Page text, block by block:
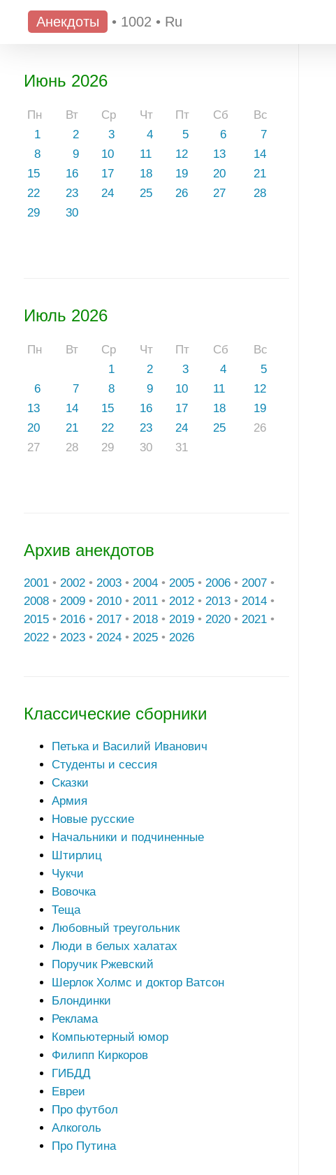
Анекдоты • 1002 • Ru
Июнь 2026
Пн Вт Ср Чт Пт Сб
Вс
1
2 3 4 5 6
7
8
9 10 11 12 13
14
15
16 17 18 19 20
21
22
23 24 25 26 27
28
29
30
Июль 2026
Пн Вт Ср Чт Пт Сб
Вс
1
2 3 4
5
6
7 8 9 10 11
12
13
14 15 16 17 18
19
20
21 22 23 24 25
26
27
28 29 30 31
Архив анекдотов
2001 • 2002 • 2003 • 2004 • 2005 • 2006 • 2007 •
2008 • 2009 • 2010 • 2011 • 2012 • 2013 • 2014 •
2015 • 2016 • 2017 • 2018 • 2019 • 2020 • 2021 •
2022 • 2023 • 2024 • 2025 • 2026
Классические сборники
Петька и Василий Иванович
Студенты и сессия
Сказки
Армия
Новые русские
Начальники и подчиненные
Штирлиц
Чукчи
Вовочка
Теща
Любовный треугольник
Люди в белых халатах
Поручик Ржевский
Шерлок Холмс и доктор Ватсон
Блондинки
Реклама
Компьютерный юмор
Филипп Киркоров
ГИБДД
Евреи
Про футбол
Алкоголь
Про Путина